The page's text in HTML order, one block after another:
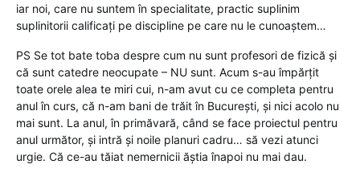
iar noi, care nu suntem în specialitate, practic suplinim
suplinitorii calificați pe discipline pe care nu le cunoaștem…
PS Se tot bate toba despre cum nu sunt profesori de fizică și
că sunt catedre neocupate – NU sunt. Acum s-au împărțit
toate orele alea te miri cui, n-am avut cu ce completa pentru
anul în curs, că n-am bani de trăit în București, și nici acolo nu
mai sunt. La anul, în primăvară, când se face proiectul pentru
anul următor, și intră și noile planuri cadru… să vezi atunci
urgie. Că ce-au tăiat nemernicii ăștia înapoi nu mai dau.